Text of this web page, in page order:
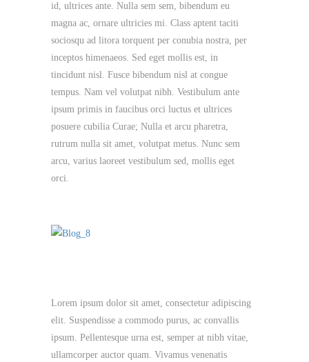
id, ultrices ante. Nulla sem sem, bibendum eu
magna ac, ornare ultricies mi. Class aptent taciti
sociosqu ad litora torquent per conubia nostra, per
inceptos himenaeos. Sed eget mollis est, in
tincidunt nisl. Fusce bibendum nisl at congue
tempus. Nam vel volutpat nibh. Vestibulum ante
ipsum primis in faucibus orci luctus et ultrices
posuere cubilia Curae; Nulla et arcu pharetra,
rutrum nulla sit amet, volutpat metus. Nunc sem
arcu, varius laoreet vestibulum sed, mollis eget
orci.
Lorem ipsum dolor sit amet, consectetur adipiscing
elit. Suspendisse a commodo purus, ac convallis
ipsum. Pellentesque urna est, semper at nibh vitae,
ullamcorper auctor quam. Vivamus venenatis